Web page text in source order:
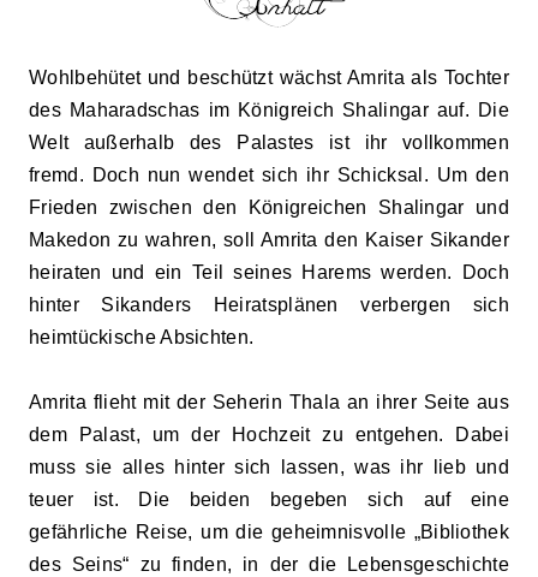
Wohlbehütet und beschützt wächst Amrita als Tochter
des Maharadschas im Königreich Shalingar auf. Die
Welt außerhalb des Palastes ist ihr vollkommen
fremd. Doch nun wendet sich ihr Schicksal. Um den
Frieden zwischen den Königreichen Shalingar und
Makedon zu wahren, soll Amrita den Kaiser Sikander
heiraten und ein Teil seines Harems werden.
Doch
hinter Sikanders Heiratsplänen verbergen sich
heimtückische Absichten.
Amrita flieht mit der Seherin Thala an ihrer Seite aus
dem Palast, um der Hochzeit zu entgehen. Dabei
muss sie alles hinter sich lassen, was ihr lieb und
teuer ist. Die beiden begeben sich auf eine
gefährliche Reise, umdie geheimnisvolle „Bibliothek
des Seins“ zu finden,
in der die Lebensgeschichte